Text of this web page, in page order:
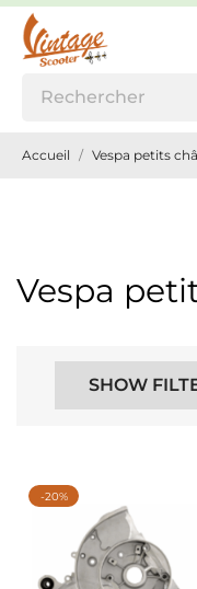
Accueil Vespa petits
Vespa
SHOW
-20%